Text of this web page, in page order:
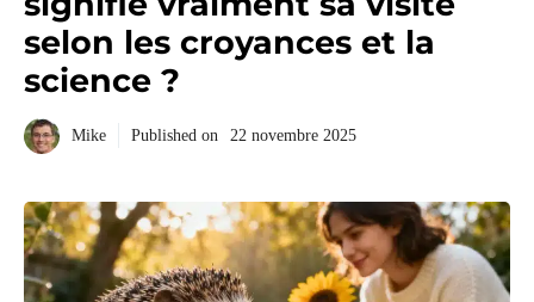
selon les croyances et la
science ?
Mike Published on 22 novembre 2025